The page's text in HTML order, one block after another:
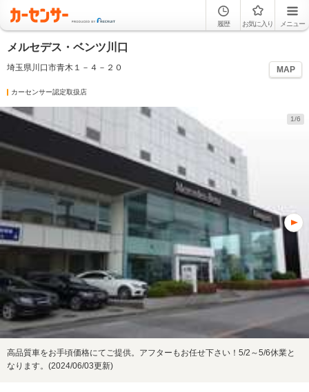
履歴 お気に入り メニュー
メルセデス・ベンツ川口
埼玉県川口市青木１－４－２０ MAP
カーセンサー認定取扱店
1/6
高品質車をお手頃価格にてご提供。アフターもお任せ下さい！5/2～5/6休業と
なります。(2024/06/03更新)